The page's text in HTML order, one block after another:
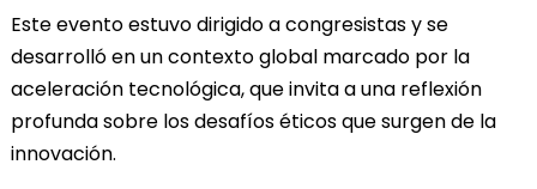
Este evento estuvo dirigido a congresistas y se
desarrolló en un contexto global marcado por la
aceleración tecnológica, que invita a una reflexión
profunda sobre los desafíos éticos que surgen de la
innovación.